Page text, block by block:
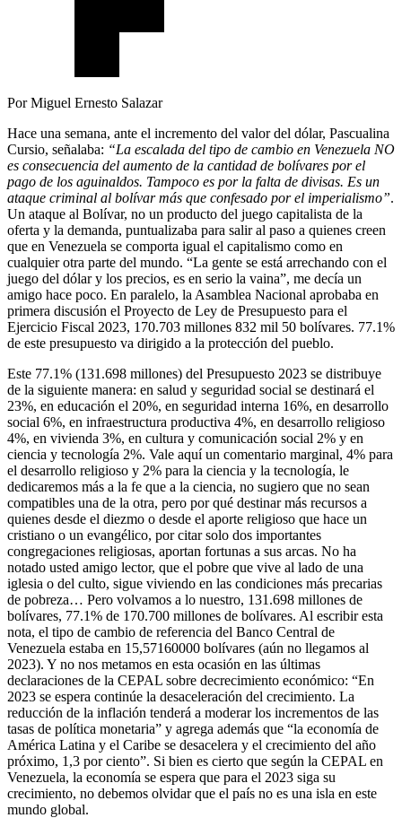
Por Miguel Ernesto Salazar
Hace una semana, ante el incremento del valor del dólar, Pascualina
Cursio, señalaba: “La escalada del tipo de cambio en Venezuela NO
es consecuencia del aumento de la cantidad de bolívares por el
pago de los aguinaldos. Tampoco es por la falta de divisas. Es un
ataque criminal al bolívar más que confesado por el imperialismo”.
Un ataque al Bolívar, no un producto del juego capitalista de la
oferta y la demanda, puntualizaba para salir al paso a quienes creen
que en Venezuela se comporta igual el capitalismo como en
cualquier otra parte del mundo. “La gente se está arrechando con el
juego del dólar y los precios, es en serio la vaina”, me decía un
amigo hace poco. En paralelo, la Asamblea Nacional aprobaba en
primera discusión el Proyecto de Ley de Presupuesto para el
Ejercicio Fiscal 2023, 170.703 millones 832 mil 50 bolívares. 77.1%
de este presupuesto va dirigido a la protección del pueblo.
Este 77.1% (131.698 millones) del Presupuesto 2023 se distribuye
de la siguiente manera: en salud y seguridad social se destinará el
23%, en educación el 20%, en seguridad interna 16%, en desarrollo
social 6%, en infraestructura productiva 4%, en desarrollo religioso
4%, en vivienda 3%, en cultura y comunicación social 2% y en
ciencia y tecnología 2%. Vale aquí un comentario marginal, 4% para
el desarrollo religioso y 2% para la ciencia y la tecnología, le
dedicaremos más a la fe que a la ciencia, no sugiero que no sean
compatibles una de la otra, pero por qué destinar más recursos a
quienes desde el diezmo o desde el aporte religioso que hace un
cristiano o un evangélico, por citar solo dos importantes
congregaciones religiosas, aportan fortunas a sus arcas. No ha
notado usted amigo lector, que el pobre que vive al lado de una
iglesia o del culto, sigue viviendo en las condiciones más precarias
de pobreza… Pero volvamos a lo nuestro, 131.698 millones de
bolívares, 77.1% de 170.700 millones de bolívares. Al escribir esta
nota, el tipo de cambio de referencia del Banco Central de
Venezuela estaba en 15,57160000 bolívares (aún no llegamos al
2023). Y no nos metamos en esta ocasión en las últimas
declaraciones de la CEPAL sobre decrecimiento económico: “En
2023 se espera continúe la desaceleración del crecimiento. La
reducción de la inflación tenderá a moderar los incrementos de las
tasas de política monetaria” y agrega además que “la economía de
América Latina y el Caribe se desacelera y el crecimiento del año
próximo, 1,3 por ciento”. Si bien es cierto que según la CEPAL en
Venezuela, la economía se espera que para el 2023 siga su
crecimiento, no debemos olvidar que el país no es una isla en este
mundo global.